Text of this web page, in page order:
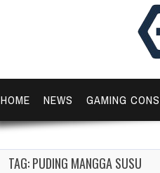
HOME NEWS GAMING
TAG: PUDING MANGGA SUSU